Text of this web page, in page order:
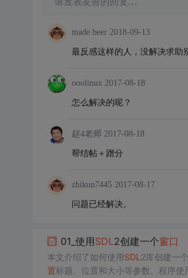
made.beer 2018-09-13
最反感这样的人，没解决求助
ooolinux 2017-08-18
怎么解决的呢？
赵4老师 2017-08-18
帮结帖＋蹭分
zhikun7445 2017-08-17
问题已经解决。
01_使用SDL2创建一个窗口
本文介绍了如何使用SDL 2库创建一
置标题、位置和大小等参数。程序使